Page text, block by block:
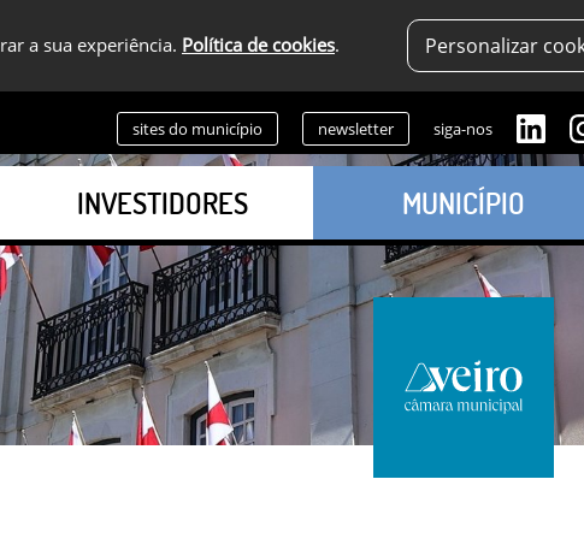
a sua experiência. Política de cookies. Personalizar
sites do município newsletter siga-nos
INVESTIDORES MUNICÍPIO